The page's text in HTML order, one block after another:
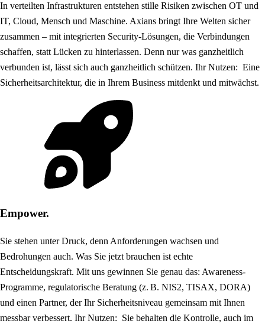
In verteilten Infrastrukturen entstehen stille Risiken zwischen OT und
IT, Cloud, Mensch und Maschine. Axians bringt Ihre Welten sicher
zusammen – mit integrierten Security-Lösungen, die Verbindungen
schaffen, statt Lücken zu hinterlassen. Denn nur was ganzheitlich
verbunden ist, lässt sich auch ganzheitlich schützen. Ihr Nutzen: Eine
Sicherheitsarchitektur, die in Ihrem Business mitdenkt und mitwächst.
Empower.
Sie stehen unter Druck, denn Anforderungen wachsen und
Bedrohungen auch. Was Sie jetzt brauchen ist echte
Entscheidungskraft. Mit uns gewinnen Sie genau das: Awareness-
Programme, regulatorische Beratung (z. B. NIS2, TISAX, DORA)
und einen Partner, der Ihr Sicherheitsniveau gemeinsam mit Ihnen
messbar verbessert. Ihr Nutzen: Sie behalten die Kontrolle, auch im